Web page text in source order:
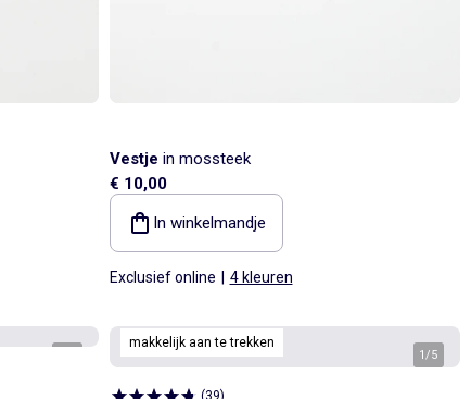
Vestje in mossteek
€ 10,00
In winkelmandje
Exclusief online 4 kleuren
makkelijk aan te trekken
1/5
(39)